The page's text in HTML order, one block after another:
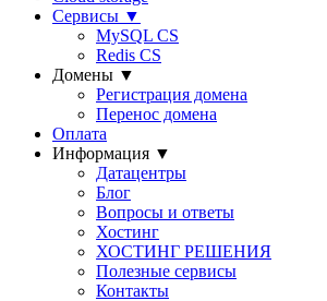
Сервисы ▼
MySQL CS
Redis CS
Домены ▼
Регистрация домена
Перенос домена
Оплата
Информация ▼
Датацентры
Блог
Вопросы и ответы
Хостинг
ХОСТИНГ РЕШЕНИЯ
Полезные сервисы
Контакты